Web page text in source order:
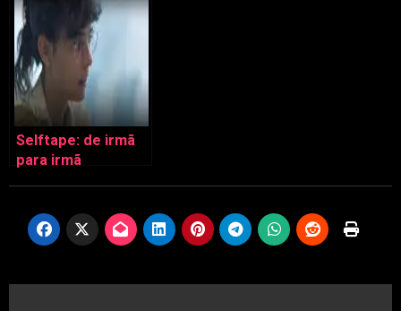
Selftape: de irmã
para irmã